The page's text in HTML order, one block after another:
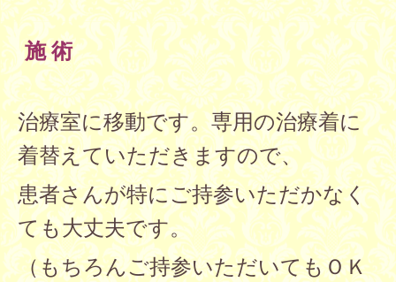
施 術
治療室に移動です。専用の治療着に
着替えていただきますので、
患者さんが特にご持参いただかなく
ても大丈夫です。
（もちろんご持参いただいてもＯＫ